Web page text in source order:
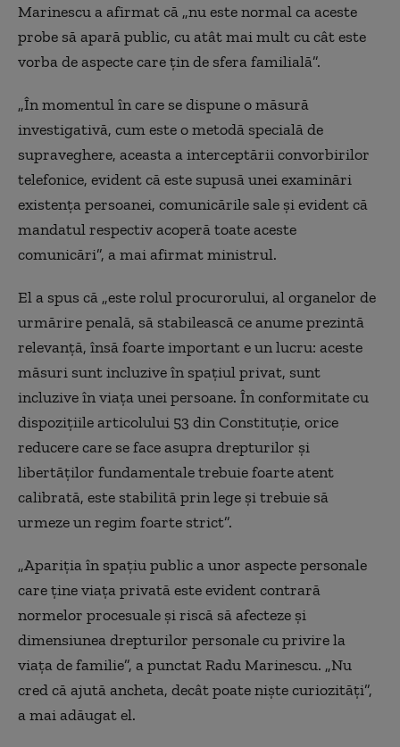
Marinescu a afirmat că „nu este normal ca aceste
probe să apară public, cu atât mai mult cu cât este
vorba de aspecte care țin de sfera familială”.
„În momentul în care se dispune o măsură
investigativă, cum este o metodă specială de
supraveghere, aceasta a interceptării convorbirilor
telefonice, evident că este supusă unei examinări
existența persoanei, comunicările sale și evident că
mandatul respectiv acoperă toate aceste
comunicări”, a mai afirmat ministrul.
El a spus că „este rolul procurorului, al organelor de
urmărire penală, să stabilească ce anume prezintă
relevanță, însă foarte important e un lucru: aceste
măsuri sunt incluzive în spațiul privat, sunt
incluzive în viața unei persoane. În conformitate cu
dispozițiile articolului 53 din Constituție, orice
reducere care se face asupra drepturilor și
libertăților fundamentale trebuie foarte atent
calibrată, este stabilită prin lege și trebuie să
urmeze un regim foarte strict”.
„Apariția în spațiu public a unor aspecte personale
care ține viața privată este evident contrară
normelor procesuale și riscă să afecteze și
dimensiunea drepturilor personale cu privire la
viața de familie”, a punctat Radu Marinescu. „Nu
cred că ajută ancheta, decât poate niște curiozități”,
a mai adăugat el.